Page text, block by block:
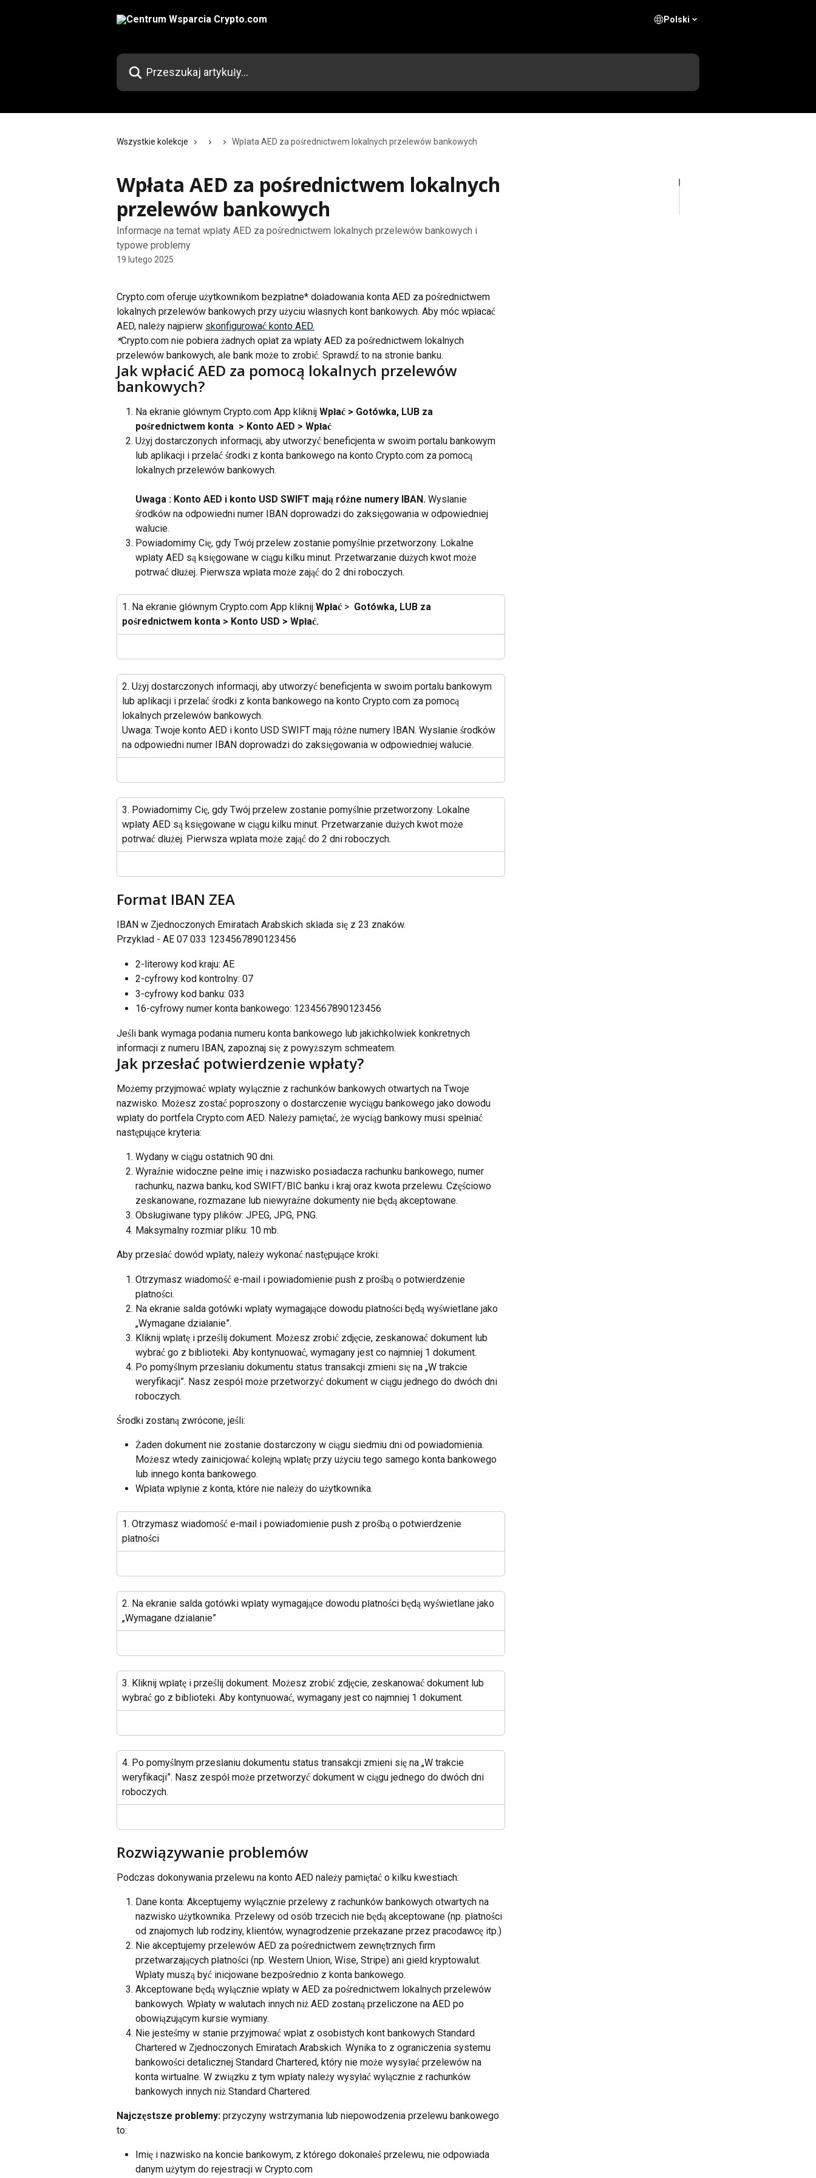
Polski
Przeszukaj artykuły...
Wszystkie kolekcje Wpłata AED za pośrednictwem lokalnych przelewów bankowych
Wpłata AED za pośrednictwem lokalnych
przelewów bankowych
Informacje na temat wpłaty AED za pośrednictwem lokalnych przelewów bankowych i
typowe problemy
19 lutego 2025
Crypto.com oferuje użytkownikom bezpłatne* doładowania konta AED za pośrednictwem
lokalnych przelewów bankowych przy użyciu własnych kont bankowych. Aby móc wpłacać
AED, należy najpierw skonfigurować konto AED.
*Crypto.com nie pobiera żadnych opłat za wpłaty AED za pośrednictwem lokalnych
przelewów bankowych, ale bank może to zrobić. Sprawdź to na stronie banku.
Jak wpłacić AED za pomocą lokalnych przelewów
bankowych?
Na ekranie głównym Crypto.com App kliknij Wpłać > Gotówka, LUB za
pośrednictwem konta > Konto AED > Wpłać
Użyj dostarczonych informacji, aby utworzyć beneficjenta w swoim portalu bankowym
lub aplikacji i przelać środki z konta bankowego na konto Crypto.com za pomocą
lokalnych przelewów bankowych.
Uwaga : Konto AED i konto USD SWIFT mają różne numery IBAN. Wysłanie
środków na odpowiedni numer IBAN doprowadzi do zaksięgowania w odpowiedniej
walucie.
Powiadomimy Cię, gdy Twój przelew zostanie pomyślnie przetworzony. Lokalne
wpłaty AED są księgowane w ciągu kilku minut. Przetwarzanie dużych kwot może
potrwać dłużej. Pierwsza wpłata może zająć do 2 dni roboczych.
1. Na ekranie głównym Crypto.com App kliknij Wpłać > Gotówka, LUB za
pośrednictwem konta > Konto USD > Wpłać.
2. Użyj dostarczonych informacji, aby utworzyć beneficjenta w swoim portalu bankowym
lub aplikacji i przelać środki z konta bankowego na konto Crypto.com za pomocą
lokalnych przelewów bankowych.
Uwaga: Twoje konto AED i konto USD SWIFT mają różne numery IBAN. Wysłanie środków
na odpowiedni numer IBAN doprowadzi do zaksięgowania w odpowiedniej walucie.
3. Powiadomimy Cię, gdy Twój przelew zostanie pomyślnie przetworzony. Lokalne
wpłaty AED są księgowane w ciągu kilku minut. Przetwarzanie dużych kwot może
potrwać dłużej. Pierwsza wpłata może zająć do 2 dni roboczych.
Format IBAN ZEA
IBAN w Zjednoczonych Emiratach Arabskich składa się z 23 znaków.
Przykład - AE 07 033 1234567890123456
2-literowy kod kraju: AE
2-cyfrowy kod kontrolny: 07
3-cyfrowy kod banku: 033
16-cyfrowy numer konta bankowego: 1234567890123456
Jeśli bank wymaga podania numeru konta bankowego lub jakichkolwiek konkretnych
informacji z numeru IBAN, zapoznaj się z powyższym schmeatem.
Jak przesłać potwierdzenie wpłaty?
Możemy przyjmować wpłaty wyłącznie z rachunków bankowych otwartych na Twoje
nazwisko. Możesz zostać poproszony o dostarczenie wyciągu bankowego jako dowodu
wpłaty do portfela Crypto.com AED. Należy pamiętać, że wyciąg bankowy musi spełniać
następujące kryteria:
Wydany w ciągu ostatnich 90 dni.
Wyraźnie widoczne pełne imię i nazwisko posiadacza rachunku bankowego, numer
rachunku, nazwa banku, kod SWIFT/BIC banku i kraj oraz kwota przelewu. Częściowo
zeskanowane, rozmazane lub niewyraźne dokumenty nie będą akceptowane.
Obsługiwane typy plików: JPEG, JPG, PNG.
Maksymalny rozmiar pliku: 10 mb.
Aby przesłać dowód wpłaty, należy wykonać następujące kroki:
Otrzymasz wiadomość e-mail i powiadomienie push z prośbą o potwierdzenie
płatności.
Na ekranie salda gotówki wpłaty wymagające dowodu płatności będą wyświetlane jako
„Wymagane działanie”.
Kliknij wpłatę i prześlij dokument. Możesz zrobić zdjęcie, zeskanować dokument lub
wybrać go z biblioteki. Aby kontynuować, wymagany jest co najmniej 1 dokument.
Po pomyślnym przesłaniu dokumentu status transakcji zmieni się na „W trakcie
weryfikacji”. Nasz zespół może przetworzyć dokument w ciągu jednego do dwóch dni
roboczych.
Środki zostaną zwrócone, jeśli:
Żaden dokument nie zostanie dostarczony w ciągu siedmiu dni od powiadomienia.
Możesz wtedy zainicjować kolejną wpłatę przy użyciu tego samego konta bankowego
lub innego konta bankowego.
Wpłata wpłynie z konta, które nie należy do użytkownika.
1. Otrzymasz wiadomość e-mail i powiadomienie push z prośbą o potwierdzenie
płatności
2. Na ekranie salda gotówki wpłaty wymagające dowodu płatności będą wyświetlane jako
„Wymagane działanie”
3. Kliknij wpłatę i prześlij dokument. Możesz zrobić zdjęcie, zeskanować dokument lub
wybrać go z biblioteki. Aby kontynuować, wymagany jest co najmniej 1 dokument.
4. Po pomyślnym przesłaniu dokumentu status transakcji zmieni się na „W trakcie
weryfikacji”. Nasz zespół może przetworzyć dokument w ciągu jednego do dwóch dni
roboczych.
Rozwiązywanie problemów
Podczas dokonywania przelewu na konto AED należy pamiętać o kilku kwestiach:
Dane konta: Akceptujemy wyłącznie przelewy z rachunków bankowych otwartych na
nazwisko użytkownika. Przelewy od osób trzecich nie będą akceptowane (np. płatności
od znajomych lub rodziny, klientów, wynagrodzenie przekazane przez pracodawcę itp.)
Nie akceptujemy przelewów AED za pośrednictwem zewnętrznych firm
przetwarzających płatności (np. Western Union, Wise, Stripe) ani giełd kryptowalut.
Wpłaty muszą być inicjowane bezpośrednio z konta bankowego.
Akceptowane będą wyłącznie wpłaty w AED za pośrednictwem lokalnych przelewów
bankowych. Wpłaty w walutach innych niż AED zostaną przeliczone na AED po
obowiązującym kursie wymiany.
Nie jesteśmy w stanie przyjmować wpłat z osobistych kont bankowych Standard
Chartered w Zjednoczonych Emiratach Arabskich. Wynika to z ograniczenia systemu
bankowości detalicznej Standard Chartered, który nie może wysyłać przelewów na
konta wirtualne. W związku z tym wpłaty należy wysyłać wyłącznie z rachunków
bankowych innych niż Standard Chartered.
Najczęstsze problemy: przyczyny wstrzymania lub niepowodzenia przelewu bankowego
to:
Imię i nazwisko na koncie bankowym, z którego dokonałeś przelewu, nie odpowiada
danym użytym do rejestracji w Crypto.com